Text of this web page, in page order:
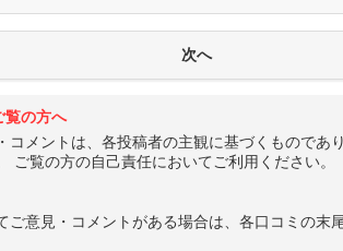
覧の方へ
コメントは、各投稿者の主観に基づくものであ
ご覧の方の自己責任においてご利用ください。
ご意見・コメントがある場合は、各口コミの末